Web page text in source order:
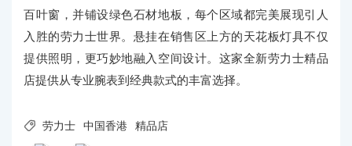
百叶窗，并铺设绿色石材地板，每个区域都完美展现引人
入胜的劳力士世界。悬挂在销售区上方的天花板灯具不仅
提供照明，更巧妙地融入空间设计。这家全新劳力士精品
店提供从专业腕表到经典款式的丰富选择。
 劳力士 中国香港 精品店